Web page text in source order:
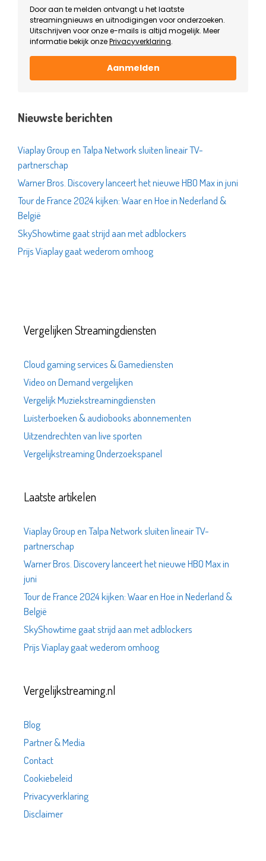
Door aan te melden ontvangt u het laatste
streamingnieuws en uitnodigingen voor onderzoeken.
Uitschrijven voor onze e-mails is altijd mogelijk. Meer
informatie bekijk onzePrivacyverklaring.
Aanmelden
Nieuwste berichten
Viaplay Group en Talpa Network sluiten lineair TV-
partnerschap
Warner Bros. Discovery lanceert het nieuwe HBO Max in juni
Tour de France 2024 kijken: Waar en Hoe in Nederland &
België
SkyShowtime gaat strijd aan met adblockers
Prijs Viaplay gaat wederom omhoog
Vergelijken Streamingdiensten
Cloud gaming services & Gamediensten
Video on Demand vergelijken
Vergelijk Muziekstreamingdiensten
Luisterboeken & audiobooks abonnementen
Uitzendrechten van live sporten
Vergelijkstreaming Onderzoekspanel
Laatste artikelen
Viaplay Group en Talpa Network sluiten lineair TV-
partnerschap
Warner Bros. Discovery lanceert het nieuwe HBO Max in
juni
Tour de France 2024 kijken: Waar en Hoe in Nederland &
België
SkyShowtime gaat strijd aan met adblockers
Prijs Viaplay gaat wederom omhoog
Vergelijkstreaming.nl
Blog
Partner & Media
Contact
Cookiebeleid
Privacyverklaring
Disclaimer